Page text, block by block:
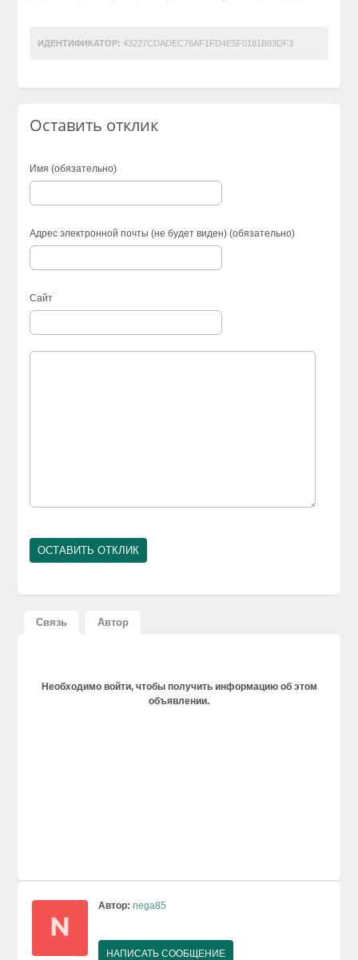
ИДЕНТИФИКАТОР: 43227CDADEC76AF1FD4E5F0181B93DF3
Оставить отклик
Имя (обязательно)
Адрес электронной почты (не будет виден) (обязательно)
Сайт
Связь Автор
Необходимо войти, чтобы получить информацию об этом
объявлении.
Автор: nega85
НАПИСАТЬ СООБЩЕНИЕ